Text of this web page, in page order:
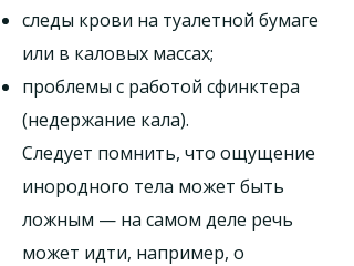
следы крови на туалетной бумаге
или в каловых массах;
проблемы с работой сфинктера
(недержание кала).
Следует помнить, что ощущение
инородного тела может быть
ложным — на самом деле речь
может идти, например, о